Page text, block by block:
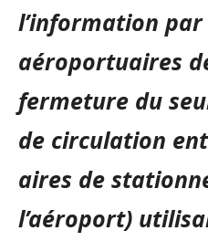
l’information
aéroportuaires
fermeture du
de circulation
aires de
l’aéroport)